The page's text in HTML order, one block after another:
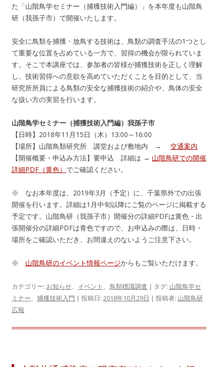
た「山階鳥学セミナー（捕獲技術入門編）」を本年度も山階鳥
研（我孫子市）で開催いたします。
安全に鳥類を捕獲・放鳥する技術は、鳥類の調査手法の1つとし
て重要な位置を占めている一方で、習得の機会が限られていま
す。そこで本講座では、参加者の皆様が捕獲技術を正しく理解
し、技術習得への意欲を高めていただくことを目的として、当
研究所所員による鳥類の安全な捕獲技術の紹介や、鳥体の安全
な扱い方の実習を行います。
山階鳥学セミナー（捕獲技術入門編）我孫子市
【日時】2018年11月15日（木）13:00～16:00
【場所】山階鳥類研究所 講堂および敷地内 → 交通案内
【開催概要・申込み方法】要申込 詳細は → 山階鳥研での開催
詳細PDF（黄色） でご確認ください。
※ なお本年度は、2019年3月（予定）に、千葉県外での出張
開催を行います。詳細は1月中旬以降にご覧のページに掲載する
予定です。山階鳥研（我孫子市）開催分の詳細PDFは黄色・出
張開催分の詳細PDFは青色ですので、お申込みの際は、日時・
場所をご確認いただき、お間違えのないようご注意下さい。
※ 山階鳥研のイベント情報ページからもご覧いただけます。
カテゴリー: お知らせ、 イベント 、 鳥類標識調査 | タグ: 山階鳥学セ
ミナー、 捕獲技術入門 | 投稿日: 2018年10月29日 | 投稿者: 山階鳥研
広報